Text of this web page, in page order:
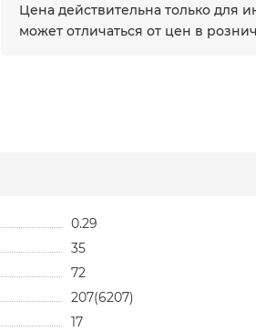
Цена действительна только для
может отличаться от цен в
0.29
35
72
207(6207)
17